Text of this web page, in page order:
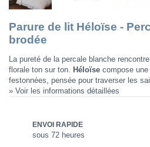
Parure de lit Héloïse -
brodée
La pureté de la percale blanche
florale ton sur ton. Héloïse compose
festonnées, pensée pour traverser les
» Voir les informations détaillées
ENVOI RAPIDE
sous 72 heures